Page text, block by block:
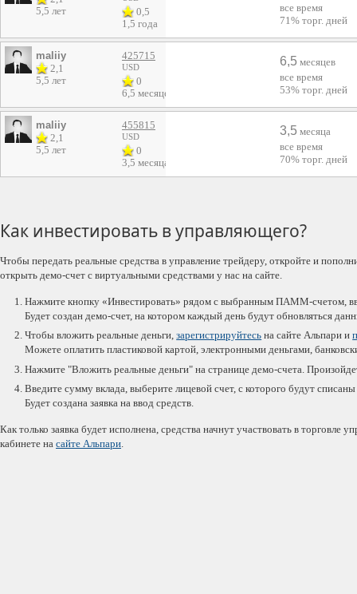
5,5 лет
0,5
1,5 года
все время
71% торг. дней
maliiy
2,1
5,5 лет
425715
USD
0
6,5 месяцев
6,5 месяцев
все время
53% торг. дней
maliiy
2,1
5,5 лет
455815
USD
0
3,5 месяца
3,5 месяца
все время
70% торг. дней
Как инвестировать в управляющего?
Чтобы передать реальные средства в управление трейдеру, откройте и
открыть демо-счет с виртуальными средствами у нас на сайте.
Нажмите кнопку «Инвестировать» рядом с выбранным ПАММ-счетом,
Будет создан демо-счет, на котором каждый день будут обновляться
Чтобы вложить реальные деньги,зарегистрируйтесь на сайте Альпари и
Можете оплатить пластиковой картой, электронными деньгами,
Нажмите "Вложить реальные деньги" на странице демо-счета.
Введите сумму вклада, выберите лицевой счет, с которого будут
Будет создана заявка на ввод средств.
Как только заявка будет исполнена, средства начнут участвовать в
кабинете на сайте Альпари.